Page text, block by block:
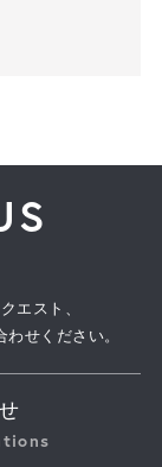
エスト、
せください。